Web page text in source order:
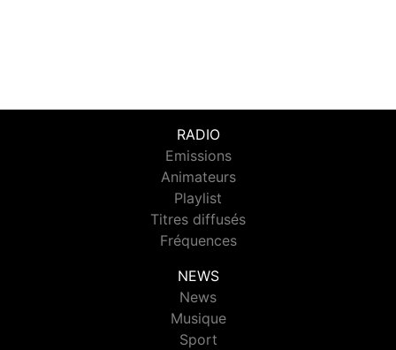
RADIO
Emissions
Animateurs
Playlist
Titres diffusés
Fréquences
NEWS
News
Musique
Sport